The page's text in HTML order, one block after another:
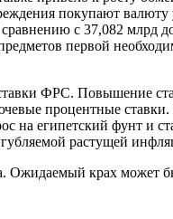
покупают валюту
с 37,082 млрд
первой
ставки ФРС. Повышение
процентные
на египетский фунт и
растущей
Ожидаемый крах может